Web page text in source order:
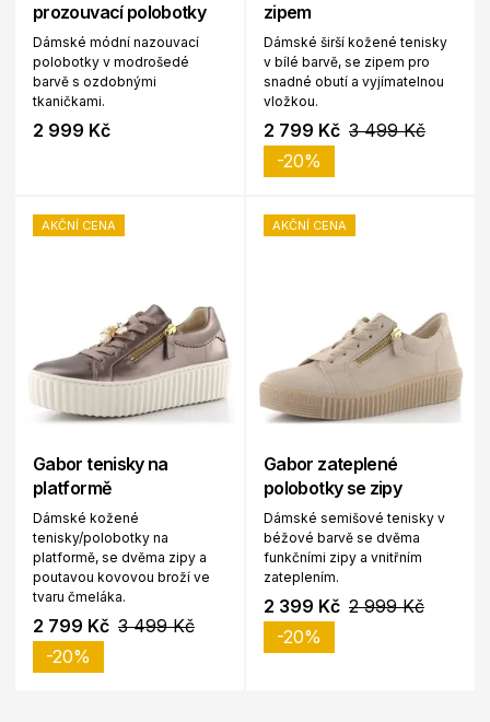
prozouvací polobotky
Dámské módní nazouvací
polobotky v modrošedé
barvě s ozdobnými
tkaničkami.
2 999 Kč
zipem
Dámské širší kožené tenisky
v bílé barvě, se zipem pro
snadné obutí a vyjímatelnou
vložkou.
2 799 Kč 3 499 Kč
-20%
AKČNÍ CENA
Gabor tenisky na
platformě
Dámské kožené
tenisky/polobotky na
platformě, se dvěma zipy a
poutavou kovovou broží ve
tvaru čmeláka.
2 799 Kč 3 499 Kč
-20%
AKČNÍ CENA
Gabor zateplené
polobotky se zipy
Dámské semišové tenisky v
béžové barvě se dvěma
funkčními zipy a vnitřním
zateplením.
2 399 Kč 2 999 Kč
-20%